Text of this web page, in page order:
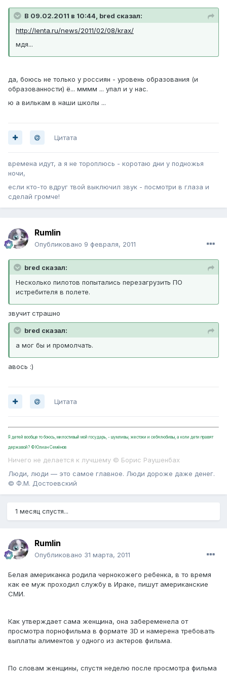
В 09.02.2011 в 10:44, bred сказал:
http://lenta.ru/news/2011/02/08/krax/
мдя...
да, боюсь не только у россиян - уровень образования (и
образованности) ё... мммм ... упал и у нас.
ю а вилькам в наши школы ...
Цитата
времена идут, а я не тороплюсь - коротаю дни у подножья
ночи,
если кто-то вдруг твой выключил звук - посмотри в глаза и
сделай громче!
Rumlin
Опубликовано 9 февраля, 2011
bred сказал:
Несколько пилотов попытались перезагрузить ПО
истребителя в полете.
звучит страшно
bred сказал:
а мог бы и промолчать.
авось :)
Цитата
Я детей вообще то боюсь, милостивый мой государь, - шумливы, жестоки и себялюбивы, а коли дети правят
державой? ©Юлиан Семёнов
Ничего не делается к лучшему © Борис Раушенбах
Люди, люди — это самое главное. Люди дороже даже денег.
© Ф.М. Достоевский
1 месяц спустя...
Rumlin
Опубликовано 31 марта, 2011
Белая американка родила чернокожего ребенка, в то время
как ее муж проходил службу в Ираке, пишут американские
СМИ.
Как утверждает сама женщина, она забеременела от
просмотра порнофильма в формате 3D и намерена требовать
выплаты алиментов у одного из актеров фильма.
По словам женщины, спустя неделю после просмотра фильма